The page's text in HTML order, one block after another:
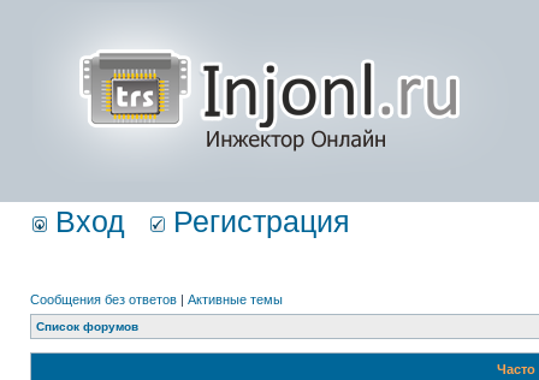
Вход Регистрация
Сообщения без ответов | Активные темы
Список форумов